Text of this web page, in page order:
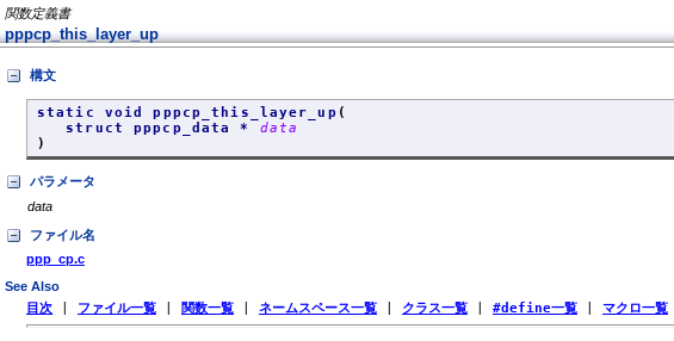
関数定義書
pppcp_this_layer_up
構文
static void pppcp_this_layer_up (
struct pppcp_data * data
)
パラメータ
data
ファイル名
ppp_cp.c
See Also
目次 ファイル一覧 関数一覧 ネームスペース一覧 クラス一覧 #define一覧 マクロ一覧